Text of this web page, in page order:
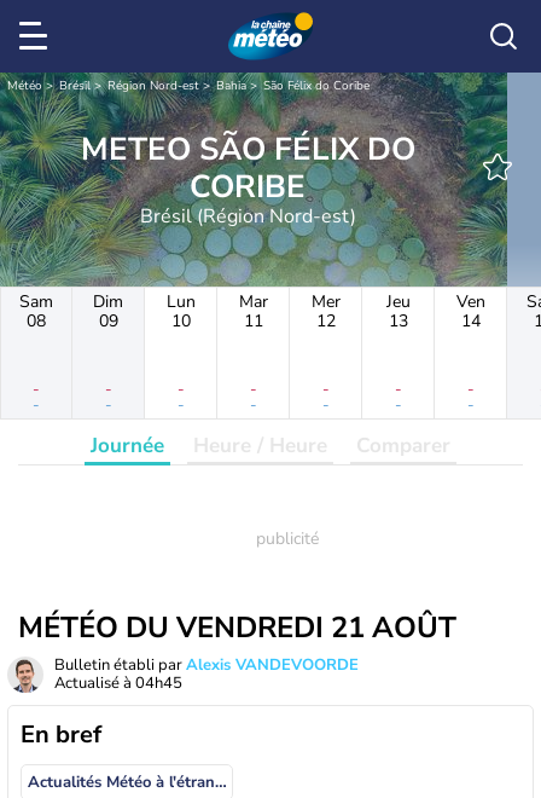
Météo Brésil Région Nord-est Bahia São Félix do Coribe
METEO SÃO FÉLIX DO
CORIBE
Brésil (Région Nord-est)
Sam
08
-
-
Dim
09
-
-
Lun
10
-
-
Mar
11
-
-
Mer
12
-
-
Jeu
13
-
-
Ven
14
-
-
Journée Heure / Heure Comparer
MÉTÉO DU VENDREDI 21 AOÛT
Bulletin établi parAlexis VANDEVOORDE
Actualisé à 04h45
En bref
Actualités Météo à l'étranger